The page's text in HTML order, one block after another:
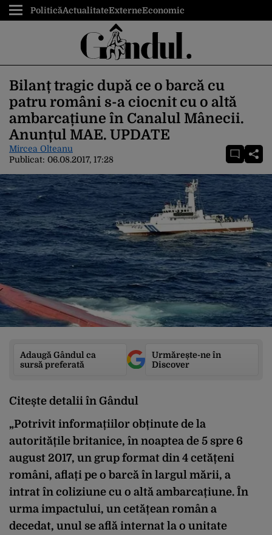
PoliticăActualitateExterneEconomic
Bilanț tragic după ce o barcă cu
patru români s-a ciocnit cu o altă
ambarcațiune în Canalul Mânecii.
Anunțul MAE. UPDATE
Mircea Olteanu
Publicat: 06.08.2017, 17:28
Adaugă Gândul ca
sursă preferată
Urmărește-ne în
Discover
Citește detalii în Gândul
„Potrivit informațiilor obținute de la
autoritățile britanice, în noaptea de 5 spre 6
august 2017, un grup format din 4 cetățeni
români, aflați pe o barcă în largul mării, a
intrat în coliziune cu o altă ambarcațiune. În
urma impactului, un cetățean român a
decedat, unul se află internat la o unitate